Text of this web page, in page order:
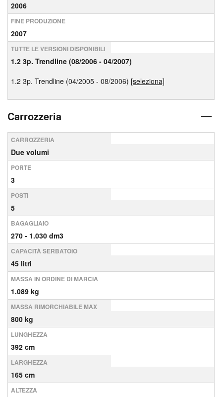
2006
FINE PRODUZIONE
2007
TUTTE LE VERSIONI DISPONIBILI
1.2 3p. Trendline (08/2006 - 04/2007)
1.2 3p. Trendline (04/2005 - 08/2006) [seleziona]
Carrozzeria
CARROZZERIA
Due volumi
PORTE
3
POSTI
5
BAGAGLIAIO
270 - 1.030 dm3
CAPACITÀ SERBATOIO
45 litri
MASSA IN ORDINE DI MARCIA
1.089 kg
MASSA RIMORCHIABILE MAX
800 kg
LUNGHEZZA
392 cm
LARGHEZZA
165 cm
ALTEZZA